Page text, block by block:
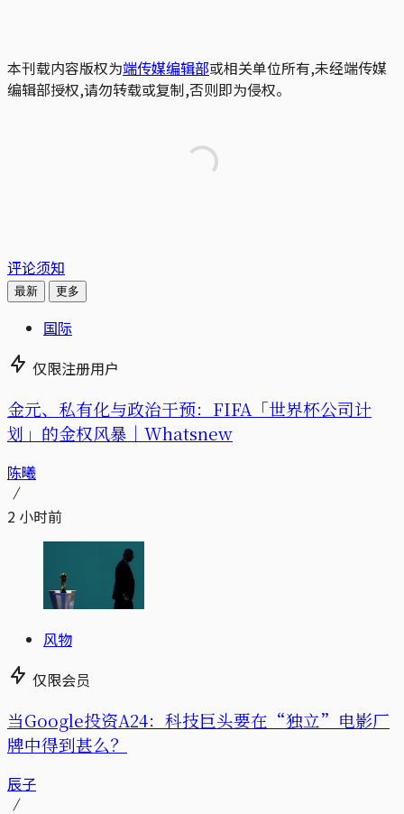
本刊载内容版权为端传媒编辑部或相关单位所有,未经端传媒
编辑部授权,请勿转载或复制,否则即为侵权。
评论须知
最新 更多
国际
仅限注册用户
金元、私有化与政治干预：FIFA「世界杯公司计
划」的金权风暴｜Whatsnew
陈曦
2 小时前
风物
仅限会员
当Google投资A24：科技巨头要在“独立”电影厂
牌中得到甚么？
辰子